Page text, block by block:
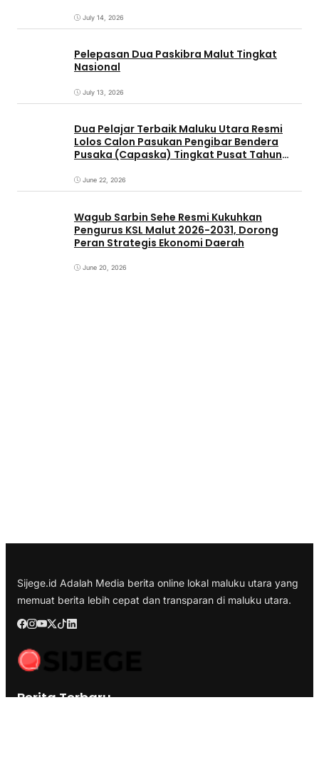
July 14, 2026
Pelepasan Dua Paskibra Malut Tingkat
Nasional
July 13, 2026
Dua Pelajar Terbaik Maluku Utara Resmi
Lolos Calon Pasukan Pengibar Bendera
Pusaka (Capaska) Tingkat Pusat Tahun
June 22, 2026
Wagub Sarbin Sehe Resmi Kukuhkan
Pengurus KSL Malut 2026-2031, Dorong
Peran Strategis Ekonomi Daerah
June 20, 2026
Sijege.id Adalah Media berita online lokal maluku utara yang
memuat berita lebih cepat dan transparan di maluku utara.
Berita Terbaru